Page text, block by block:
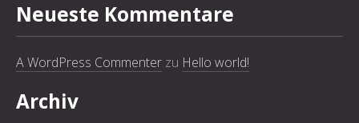
Neueste Kommentare
A WordPress Commenter zu Hello world!
Archiv